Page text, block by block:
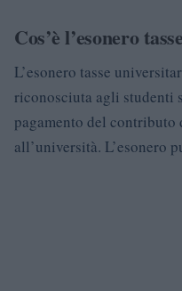
Cos’è l’esonero
L’esonero tasse
riconosciuta agli studenti
pagamento del
all’università. L’esonero